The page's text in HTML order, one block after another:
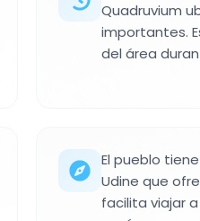
Quadruvium
importantes.
del área
El pueblo
Udine que
facilita viajar